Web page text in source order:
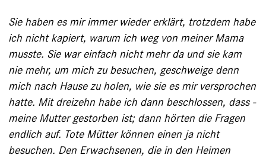
Sie haben es mir immer wieder erklärt, trotzdem habe
ich nicht kapiert, warum ich weg von meiner Mama
musste. Sie war einfach nicht mehr da und sie kam
nie mehr, um mich zu be­suchen, geschweige denn
mich nach Hause zu holen, wie sie es mir versprochen
hatte. Mit dreizehn habe ich dann beschlossen, dass ­
meine Mutter gestorben ist; dann hörten die Fragen
endlich auf. Tote Mütter können einen ja nicht
besuchen. Den Erwachsenen, die in den Heimen